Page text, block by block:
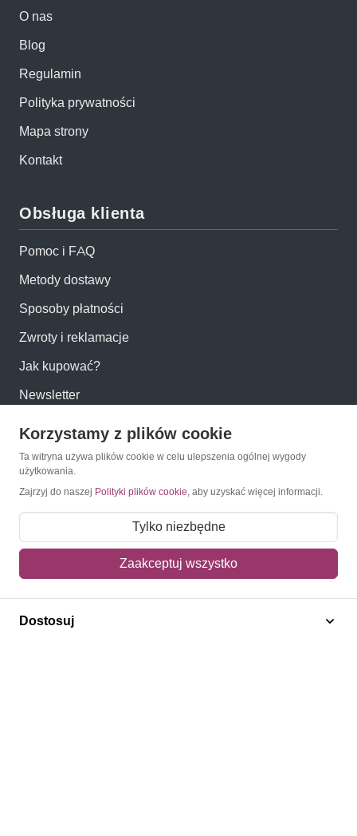
O nas
Blog
Regulamin
Polityka prywatności
Mapa strony
Kontakt
Obsługa klienta
Pomoc i FAQ
Metody dostawy
Sposoby płatności
Zwroty i reklamacje
Jak kupować?
Newsletter
Konto
Moje konto
Moje zamówienia
Mój koszyk
Adres dostawy
Polecamy
Korzystamy z plików cookie
Ta witryna używa plików cookie w celu ulepszenia ogólnej wygody
użytkowania.
Zajrzyj do naszej Polityki plików cookie, aby uzyskać więcej informacji.
Tylko niezbędne
Zaakceptuj wszystko
Dostosuj